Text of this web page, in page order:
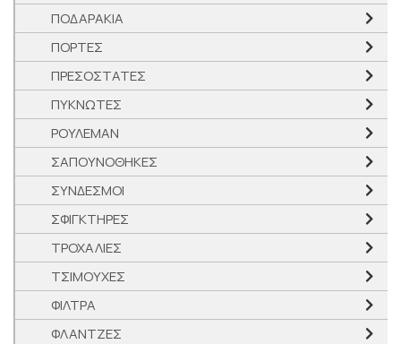
ΠΟΔΑΡΑΚΙΑ
ΠΟΡΤΕΣ
ΠΡΕΣΟΣΤΑΤΕΣ
ΠΥΚΝΩΤΕΣ
ΡΟΥΛΕΜΑΝ
ΣΑΠΟΥΝΟΘΗΚΕΣ
ΣΥΝΔΕΣΜΟΙ
ΣΦΙΓΚΤΗΡΕΣ
ΤΡΟΧΑΛΙΕΣ
ΤΣΙΜΟΥΧΕΣ
ΦΙΛΤΡΑ
ΦΛΑΝΤΖΕΣ